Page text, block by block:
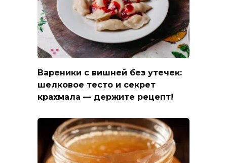
Вареники с вишней без утечек:
шелковое тесто и секрет
крахмала — держите рецепт!